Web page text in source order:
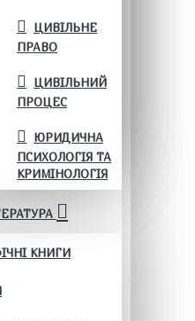
ЦИВІЛЬНЕ
ПРАВО
ЦИВІЛЬНИЙ
ПРОЦЕС
ЮРИДИЧНА
ПСИХОЛОГІЯ ТА
КРИМІНОЛОГІЯ
КНИГИ